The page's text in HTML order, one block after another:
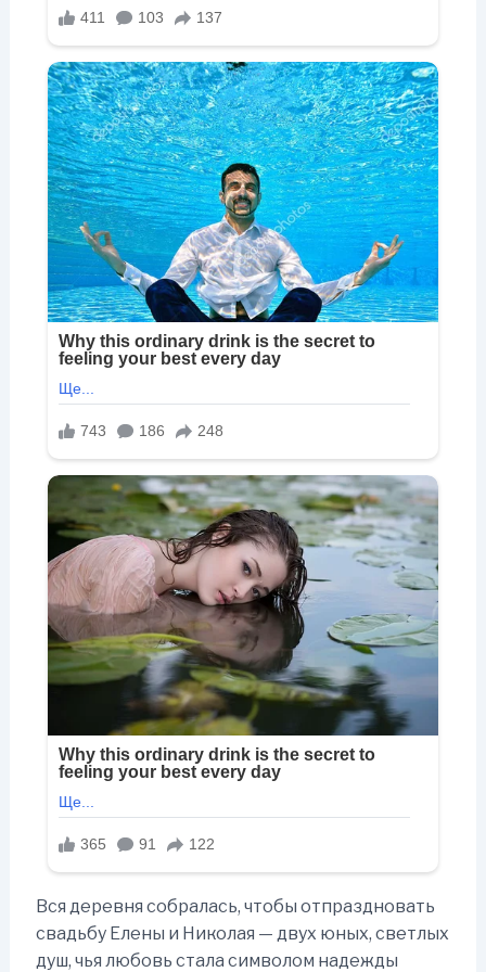
Вся деревня собралась, чтобы отпраздновать
свадьбу Елены и Николая — двух юных, светлых
душ, чья любовь стала символом надежды